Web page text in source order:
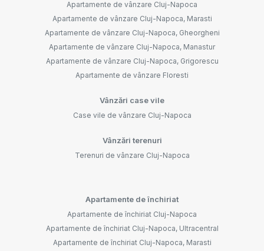
Apartamente de vânzare Cluj-Napoca
Apartamente de vânzare Cluj-Napoca, Marasti
Apartamente de vânzare Cluj-Napoca, Gheorgheni
Apartamente de vânzare Cluj-Napoca, Manastur
Apartamente de vânzare Cluj-Napoca, Grigorescu
Apartamente de vânzare Floresti
Vânzări case vile
Case vile de vânzare Cluj-Napoca
Vânzări terenuri
Terenuri de vânzare Cluj-Napoca
Apartamente de închiriat
Apartamente de închiriat Cluj-Napoca
Apartamente de închiriat Cluj-Napoca, Ultracentral
Apartamente de închiriat Cluj-Napoca, Marasti